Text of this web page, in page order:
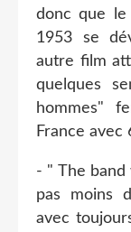
donc que le
1953 se
autre film
quelques
hommes"
France avec
- " The
pas moins
avec